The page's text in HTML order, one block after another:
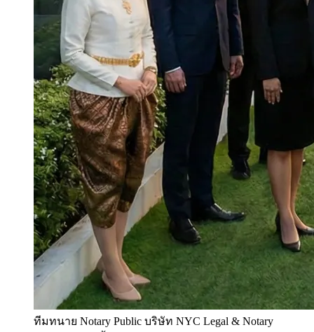
ทีมทนาย Notary Public บริษัท NYC Legal & Notary